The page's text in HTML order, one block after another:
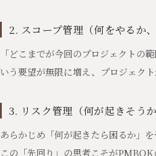
2. スコープ管理（何をやるか
「どこまでが今回のプロジェクトの
いう要望が無限に増え、プロジェクト
3. リスク管理（何が起きそうか
あらかじめ「何が起きたら困るか」
この「先回り」の思考こそがPMBOK